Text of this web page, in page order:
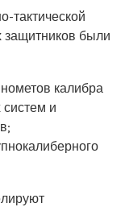
тактической
защитников были
калибра
и